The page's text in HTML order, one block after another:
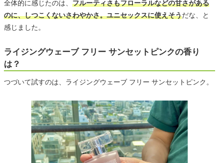
全体的に感じたのは、 フルーティさもフローラルなどの甘さがある
のに、しつこくないさわやかさ。ユニセックスに使えそうだな、と
感じました。
ライジングウェーブ フリー サンセットピンクの香り
は？
つづいて試すのは、ライジングウェーブ フリー サンセットピンク。